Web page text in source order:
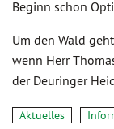
Beginn schon
Um den Wald
wenn Herr
der Deuringer
Aktuelles